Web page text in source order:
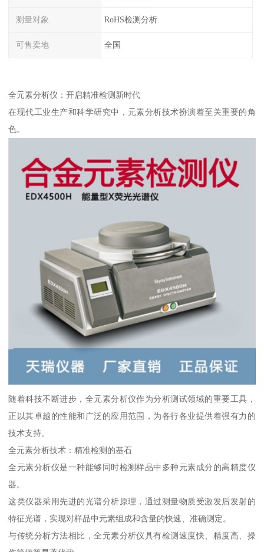
测量对象 RoHS检测分析
可售卖地 全国
全元素分析仪：开启精准检测新时代
在现代工业生产和科学研究中，元素分析技术扮演着至关重要的角
色。
随着科技不断进步，全元素分析仪作为分析测试领域的重要工具，
正以其卓越的性能和广泛的应用范围，为各行各业提供着强有力的
技术支持。
全元素分析技术：精准检测的基石
全元素分析仪是一种能够同时检测样品中多种元素成分的高精度仪
器。
这类仪器采用先进的光谱分析原理，通过测量物质受激发后发射的
特征光谱，实现对样品中元素组成和含量的快速、准确测定。
与传统分析方法相比，全元素分析仪具有检测速度快、精度高、操